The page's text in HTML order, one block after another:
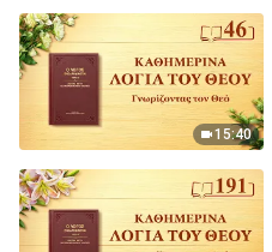
15:40